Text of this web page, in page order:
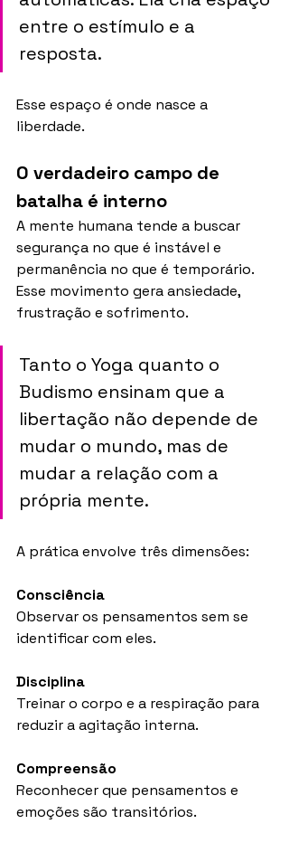
entre o estímulo e a
resposta.
Esse espaço é onde nasce a
liberdade.
O verdadeiro campo de
batalha é interno
A mente humana tende a buscar
segurança no que é instável e
permanência no que é temporário.
Esse movimento gera ansiedade,
frustração e sofrimento.
Tanto o Yoga quanto o
Budismo ensinam que a
libertação não depende de
mudar o mundo, mas de
mudar a relação com a
própria mente.
A prática envolve três dimensões:
Consciência
Observar os pensamentos sem se
identificar com eles.
Disciplina
Treinar o corpo e a respiração para
reduzir a agitação interna.
Compreensão
Reconhecer que pensamentos e
emoções são transitórios.